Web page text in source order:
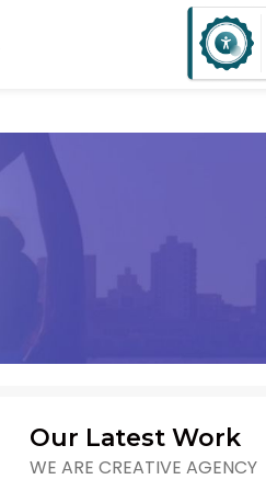
Our Latest Work
WE ARE CREATIVE AGENCY